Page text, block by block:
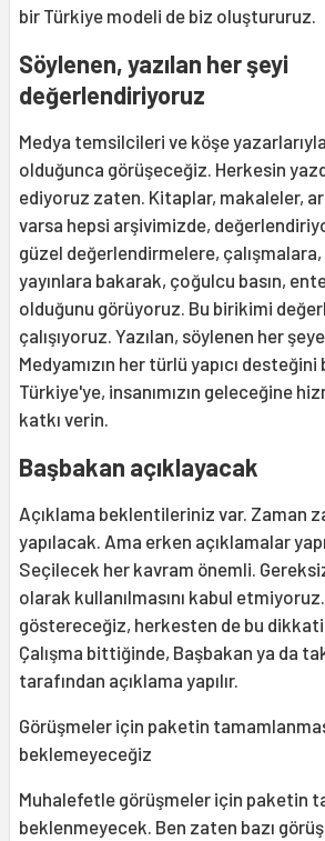
bir Türkiye modeli de biz oluştururuz.
Söylenen, yazılan her şeyi
değerlendiriyoruz
Medya temsilcileri ve köşe
olduğunca görüşeceğiz. Herkesin
ediyoruz zaten. Kitaplar, makaleler,
varsa hepsi arşivimizde,
güzel değerlendirmelere, çalışmalara,
yayınlara bakarak, çoğulcu basın,
olduğunu görüyoruz. Bu birikimi
çalışıyoruz. Yazılan, söylenen her
Medyamızın her türlü yapıcı
Türkiye'ye, insanımızın geleceğine
katkı verin.
Başbakan açıklayacak
Açıklama beklentileriniz var. Zaman
yapılacak. Ama erken açıklamalar
Seçilecek her kavram önemli.
olarak kullanılmasını kabul
göstereceğiz, herkesten de bu
Çalışma bittiğinde, Başbakan ya da
tarafından açıklama yapılır.
Görüşmeler için paketin
beklemeyeceğiz
Muhalefetle görüşmeler için paketin
beklenmeyecek. Ben zaten bazı